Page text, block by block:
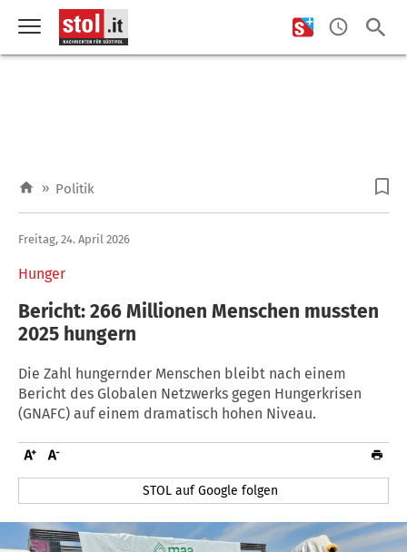
» Politik
Hunger
Freitag, 24. April 2026
Bericht: 266 Millionen Menschen mussten
2025 hungern
Die Zahl hungernder Menschen bleibt nach einem
Bericht des Globalen Netzwerks gegen Hungerkrisen
(GNAFC) auf einem dramatisch hohen Niveau.
STOL auf Google folgen